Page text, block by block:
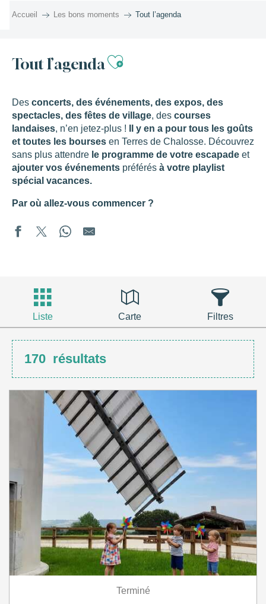
Accueil Les bons moments Tout l’agenda
Tout l’agendaAjouter aux
Des concerts, des événements, des expos, des
spectacles, des fêtes de village, des courses
landaises, n’en jetez-plus !
Il y en a pour tous les goûts
et toutes les bourses en Terres de Chalosse. Découvrez
sans plus attendre le programme de votre escapade et
ajouter vos événements préférés à votre playlist
spécial vacances.
Par où allez-vous commencer ?
Liste Carte Filtres
170 résultats
Terminé